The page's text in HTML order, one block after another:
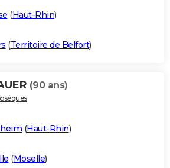
(Haut-Rhin)
(Territoire de Belfort)
(90 ans)
(Haut-Rhin)
(Moselle)